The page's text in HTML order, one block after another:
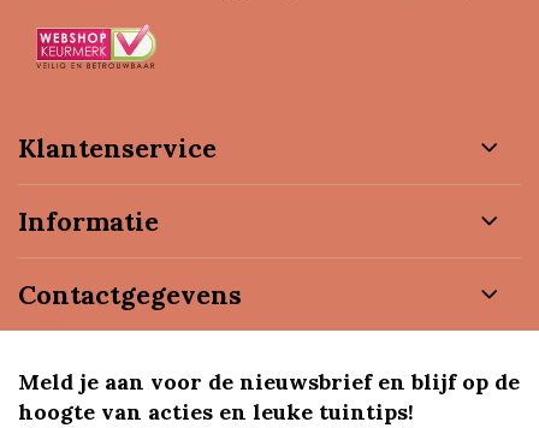
Klantenservice
Informatie
Contactgegevens
Meld je aan voor de nieuwsbrief en blijf op de
hoogte van acties en leuke tuintips!